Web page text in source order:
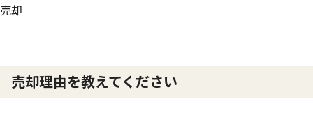
売却
売却理由を教えてください